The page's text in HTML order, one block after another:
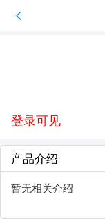
登录可见
产品介绍
暂无相关介绍